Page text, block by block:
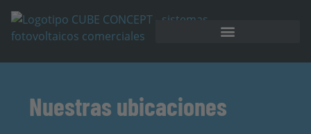
Nuestras ubicaciones